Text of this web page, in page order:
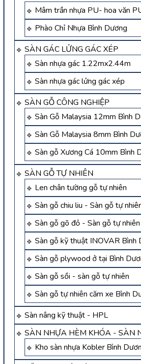
Mâm trần nhựa PU- hoa văn
Phào Chỉ Nhựa Bình Dương
SÀN GÁC LỬNG GÁC XÉP
Sàn nhựa gác 1.22mx2.44m
Sàn nhựa gác lửng gác xép
SÀN GỖ CÔNG NGHIỆP
Sàn Gỗ Malaysia 12mm Bình
Sàn Gỗ Malaysia 8mm Bình
Sàn gỗ Xương Cá 10mm Bình
SÀN GỖ TỰ NHIÊN
Len chân tường gỗ tự nhiên
Sàn gỗ chiu liu - Sàn gỗ tự
Sàn gỗ gõ đỏ - Sàn gỗ tự nhiên
Sàn gỗ kỹ thuật INOVAR Bình
Sàn gỗ plywood ở tại Bình
Sàn gỗ sồi - sàn gỗ tự nhiên
Sàn gỗ tự nhiên căm xe Bình
Sàn nâng kỹ thuật - HPL
SÀN NHỰA HÈM KHÓA - SÀN
Kho sàn nhựa Kobler Bình